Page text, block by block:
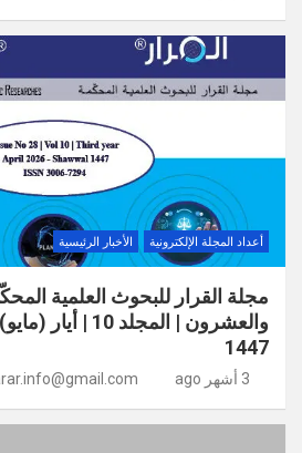
أعداد المجلة الإلكترونية الأخبار الرئيسية
مجلة القرار للبحوث العلمية
1447
3 أشهر ago